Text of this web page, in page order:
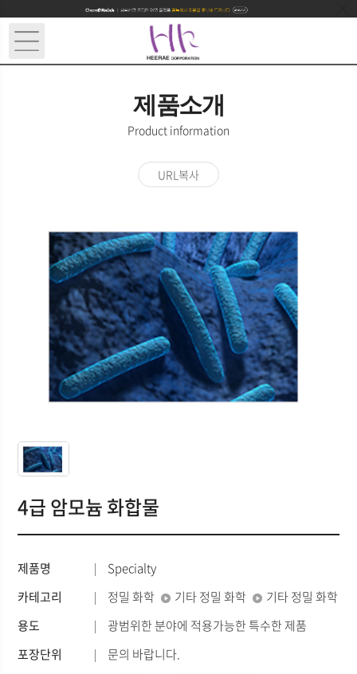
제품소개
Product information
URL복사
4급 암모늄 화합물
제품명
Specialty
카테고리
정밀 화학 기타 정밀 화학
기타 정밀 화학
용도
광범위한 분야에 적용가능한 특수한 제품
포장단위
문의 바랍니다.